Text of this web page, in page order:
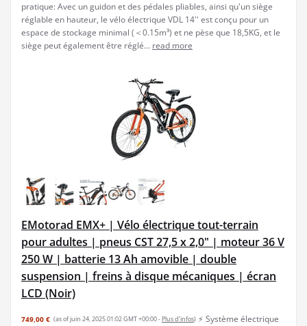
pratique: Avec un guidon et des pédales pliables, ainsi qu'un siège
réglable en hauteur, le vélo électrique VDL 14'' est conçu pour un
espace de stockage minimal (＜0.15m³) et ne pèse que 18,5KG, et le
siège peut également être réglé... read more
EMotorad EMX+ | Vélo électrique tout-terrain
pour adultes | pneus CST 27,5 x 2,0" | moteur 36 V
250 W | batterie 13 Ah amovible | double
suspension | freins à disque mécaniques | écran
LCD (Noir)
749,00 € (as of juin 24, 2025 01:02 GMT +00:00 - Plus d’infos) ⚡ Système électrique